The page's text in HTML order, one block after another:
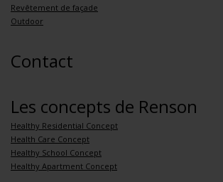
Revêtement de façade
Outdoor
Contact
Les concepts de Renson
Healthy Residential Concept
Health Care Concept
Healthy School Concept
Healthy Apartment Concept